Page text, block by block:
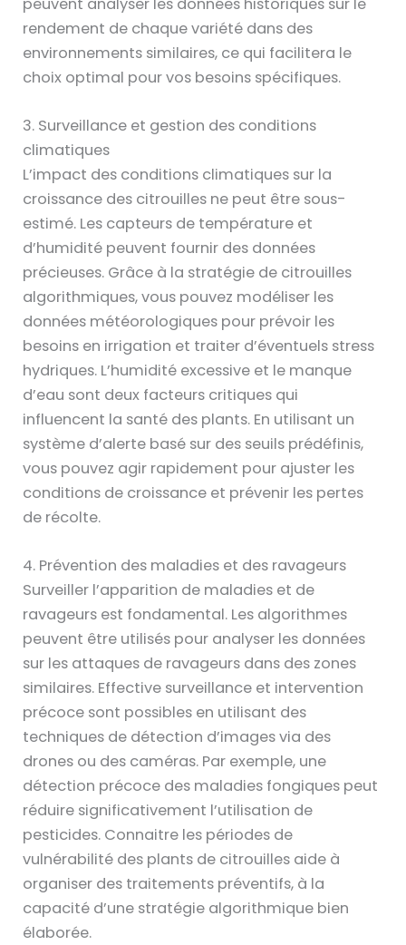
rendement de chaque variété dans des
environnements similaires, ce qui facilitera le
choix optimal pour vos besoins spécifiques.
3. Surveillance et gestion des conditions
climatiques
L’impact des conditions climatiques sur la
croissance des citrouilles ne peut être sous-
estimé. Les capteurs de température et
d’humidité peuvent fournir des données
précieuses. Grâce à la stratégie de citrouilles
algorithmiques, vous pouvez modéliser les
données météorologiques pour prévoir les
besoins en irrigation et traiter d’éventuels stress
hydriques. L’humidité excessive et le manque
d’eau sont deux facteurs critiques qui
influencent la santé des plants. En utilisant un
système d’alerte basé sur des seuils prédéfinis,
vous pouvez agir rapidement pour ajuster les
conditions de croissance et prévenir les pertes
de récolte.
4. Prévention des maladies et des ravageurs
Surveiller l’apparition de maladies et de
ravageurs est fondamental. Les algorithmes
peuvent être utilisés pour analyser les données
sur les attaques de ravageurs dans des zones
similaires. Effective surveillance et intervention
précoce sont possibles en utilisant des
techniques de détection d’images via des
drones ou des caméras. Par exemple, une
détection précoce des maladies fongiques peut
réduire significativement l’utilisation de
pesticides. Connaitre les périodes de
vulnérabilité des plants de citrouilles aide à
organiser des traitements préventifs, à la
capacité d’une stratégie algorithmique bien
élaborée.